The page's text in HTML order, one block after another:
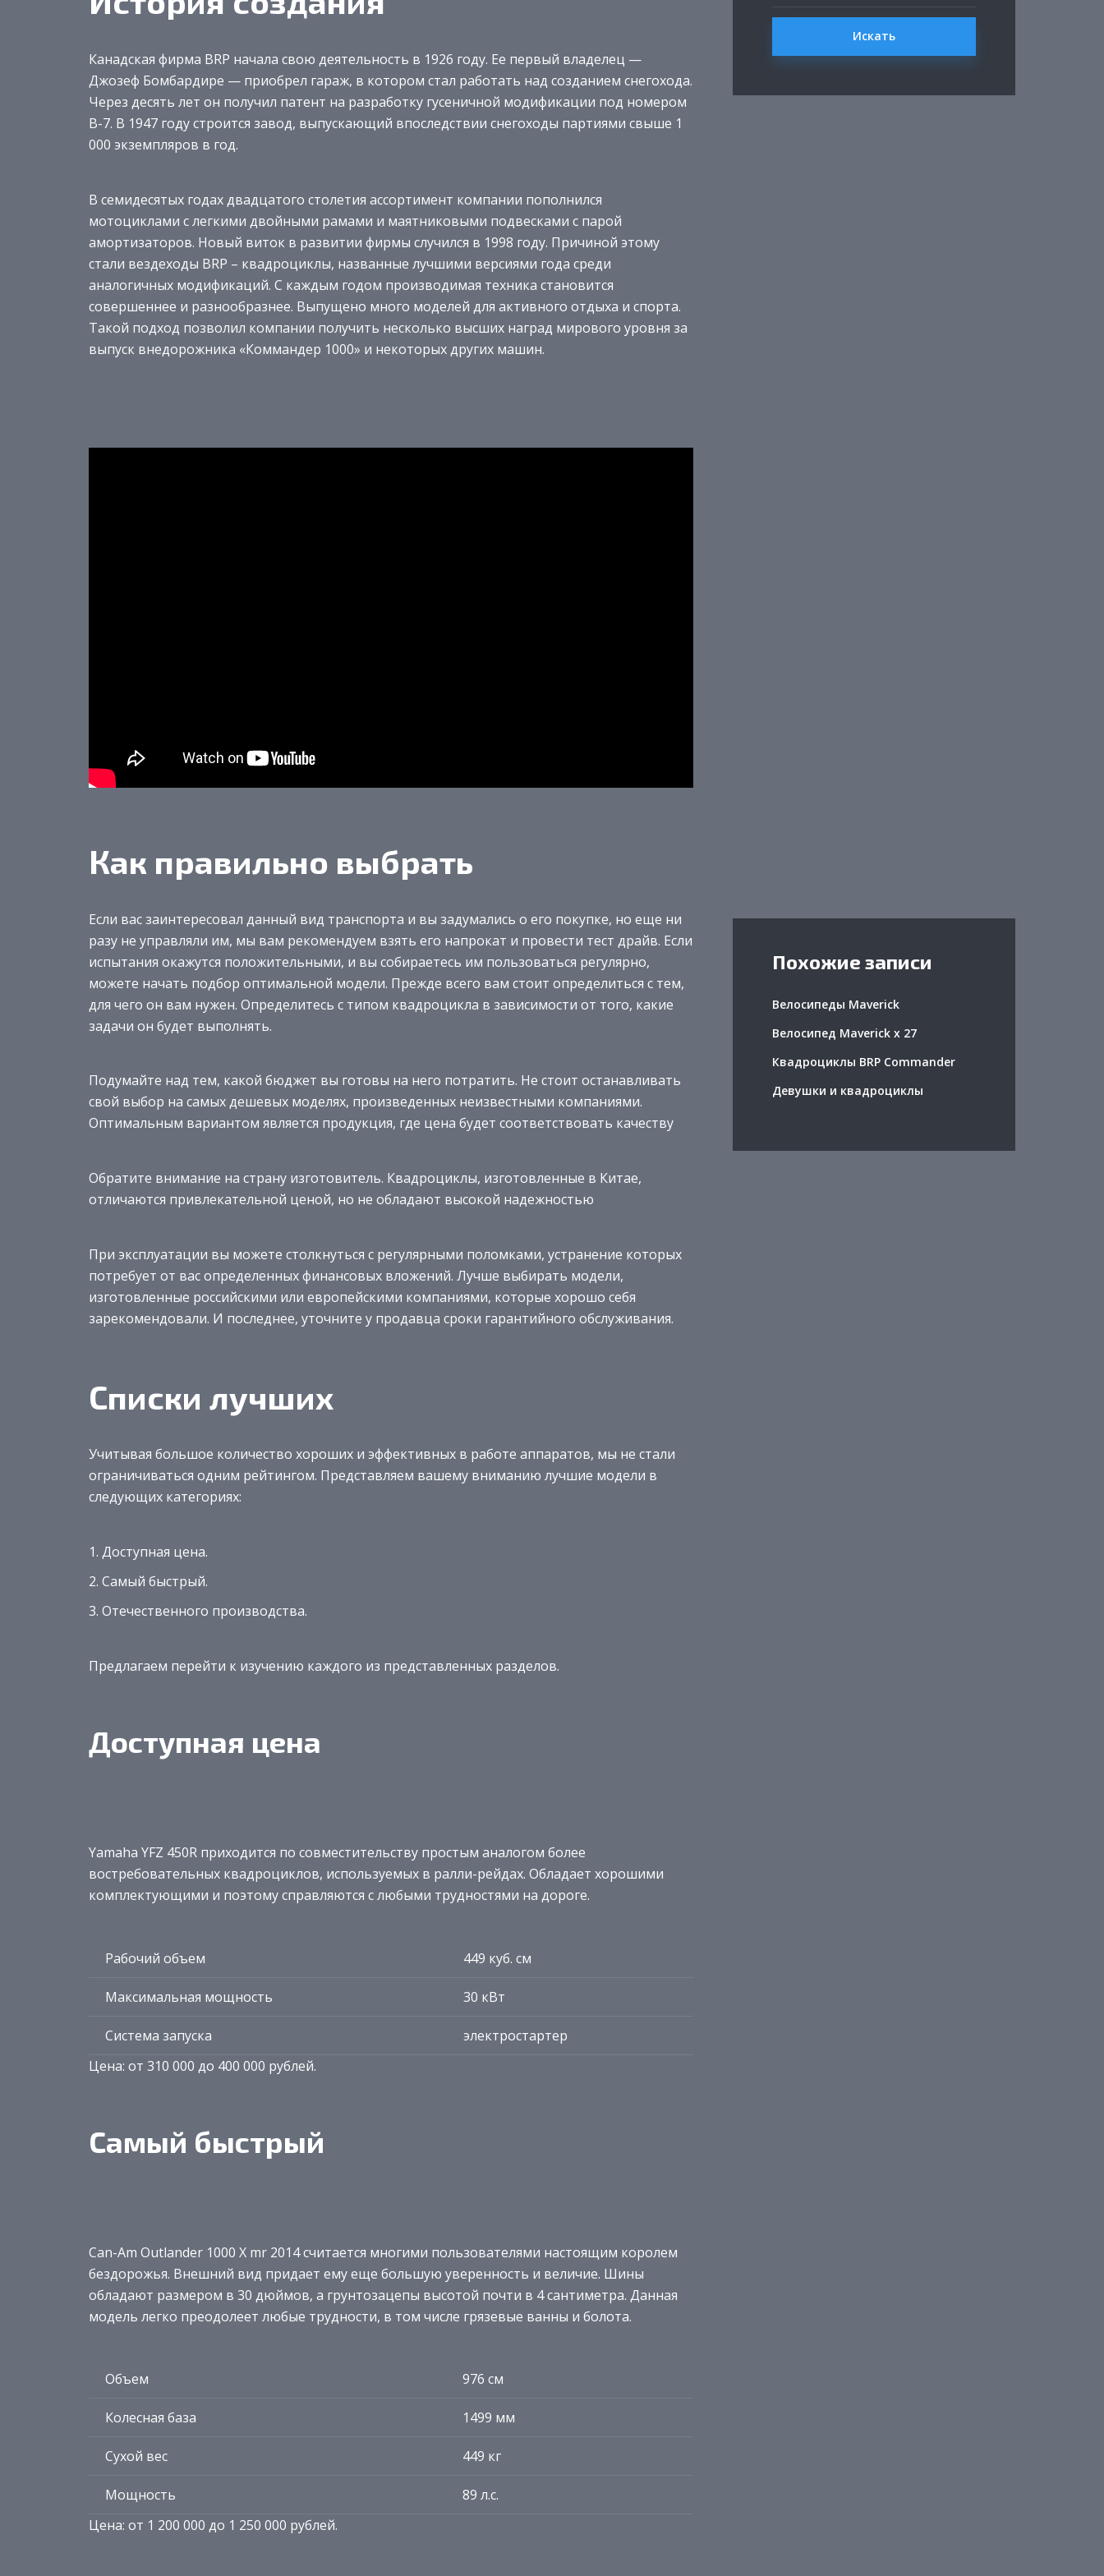
Канадская фирма BRP начала свою деятельность в 1926 году. Ее первый владелец —
Джозеф Бомбардире — приобрел гараж, в котором стал работать над созданием снегохода.
Через десять лет он получил патент на разработку гусеничной модификации под номером
В-7. В 1947 году строится завод, выпускающий впоследствии снегоходы партиями свыше 1
000 экземпляров в год.
В семидесятых годах двадцатого столетия ассортимент компании пополнился
мотоциклами с легкими двойными рамами и маятниковыми подвесками с парой
амортизаторов. Новый виток в развитии фирмы случился в 1998 году. Причиной этому
стали вездеходы BRP – квадроциклы, названные лучшими версиями года среди
аналогичных модификаций. С каждым годом производимая техника становится
совершеннее и разнообразнее. Выпущено много моделей для активного отдыха и спорта.
Такой подход позволил компании получить несколько высших наград мирового уровня за
выпуск внедорожника «Коммандер 1000» и некоторых других машин.
Как правильно выбрать
Если вас заинтересовал данный вид транспорта и вы задумались о его покупке, но еще ни
разу не управляли им, мы вам рекомендуем взять его напрокат и провести тест драйв. Если
испытания окажутся положительными, и вы собираетесь им пользоваться регулярно,
можете начать подбор оптимальной модели. Прежде всего вам стоит определиться с тем,
для чего он вам нужен. Определитесь с типом квадроцикла в зависимости от того, какие
задачи он будет выполнять.
Подумайте над тем, какой бюджет вы готовы на него потратить. Не стоит останавливать
свой выбор на самых дешевых моделях, произведенных неизвестными компаниями.
Оптимальным вариантом является продукция, где цена будет соответствовать качеству
Обратите внимание на страну изготовитель. Квадроциклы, изготовленные в Китае,
отличаются привлекательной ценой, но не обладают высокой надежностью
При эксплуатации вы можете столкнуться с регулярными поломками, устранение которых
потребует от вас определенных финансовых вложений. Лучше выбирать модели,
изготовленные российскими или европейскими компаниями, которые хорошо себя
зарекомендовали. И последнее, уточните у продавца сроки гарантийного обслуживания.
Списки лучших
Учитывая большое количество хороших и эффективных в работе аппаратов, мы не стали
ограничиваться одним рейтингом. Представляем вашему вниманию лучшие модели в
следующих категориях:
Доступная цена.
Самый быстрый.
Отечественного производства.
Предлагаем перейти к изучению каждого из представленных разделов.
Доступная цена
Yamaha YFZ 450R приходится по совместительству простым аналогом более
востребовательных квадроциклов, используемых в ралли-рейдах. Обладает хорошими
комплектующими и поэтому справляются с любыми трудностями на дороге.
Рабочий объем 449 куб. см
Максимальная мощность 30 кВт
Система запуска
электростартер
Цена: от 310 000 до 400 000 рублей.
Самый быстрый
Can-Am Outlander 1000 X mr 2014 считается многими пользователями настоящим королем
бездорожья. Внешний вид придает ему еще большую уверенность и величие. Шины
обладают размером в 30 дюймов, а грунтозацепы высотой почти в 4 сантиметра. Данная
модель легко преодолеет любые трудности, в том числе грязевые ванны и болота.
Объем 976 см
Колесная база 1499 мм
Сухой вес 449 кг
Мощность
89 л.с.
Цена: от 1 200 000 до 1 250 000 рублей.
Искать
Похожие записи
Велосипеды Maverick
Велосипед Maverick x 27
Квадроциклы BRP Commander
Девушки и квадроциклы